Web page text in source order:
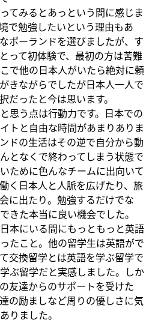
てみるとあっという間に感じま
で勉強したいという理由もあ
ポーランドを選びましたが、す
って初体験で、最初の方は苦難
で他の日本人がいたら絶対に頼
きながらでしたが日本人一人で
だったと今は思います。
思う点は行動力です。日本での
トと自由な時間があまりありま
ドの生活はその逆で自分から動
となくで終わってしまう状態で
ために色んなチームに出向いて
く日本人と人脈を広げたり、旅
に出たり。勉強するだけでな
きた本当に良い機会でした。
本にいる間にもっともっと英語
たこと。他の留学生は英語がで
交換留学とは英語を学ぶ留学で
ぶ留学だと実感しました。しか
友達からのサポートを受けた
の励ましなど周りの優しさに気
りました。